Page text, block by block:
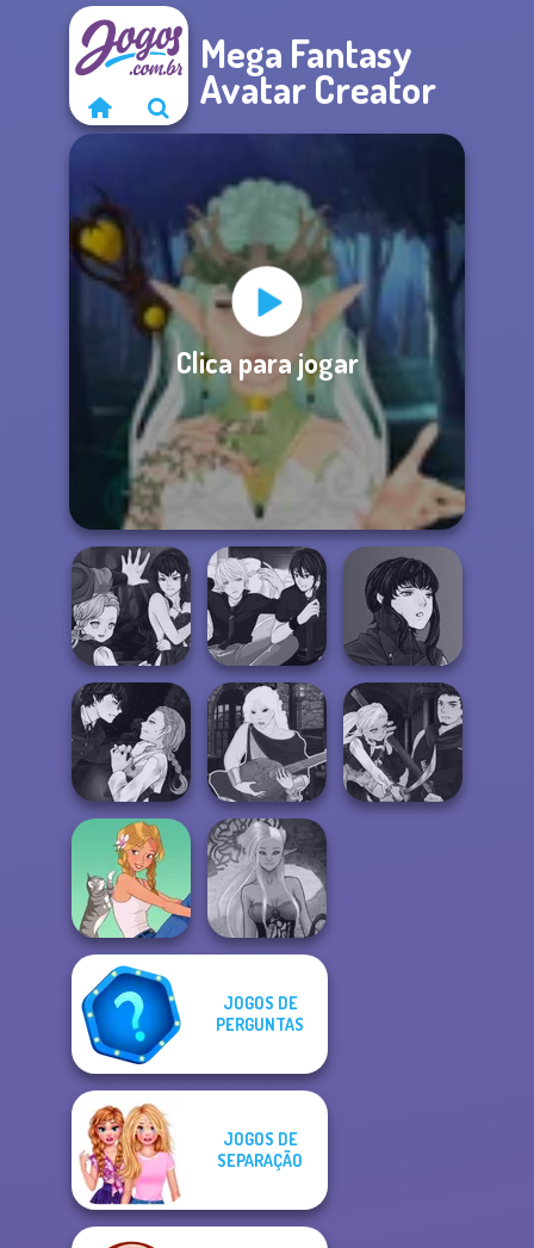
Mega Fantasy
Avatar Creator
Clica para jogar
Manga Creator
Vampire Hunter
P...
Manga Creator -
Rebels Page 3
Manga Creator
Vampire Hunter
P...
Manga Creator
Vampire Hunter
P...
Manga Creator -
Fantasy World...
A Girl And Her Pet
Dark Mage
JOGOS DE
PERGUNTAS
JOGOS DE
SEPARAÇÃO